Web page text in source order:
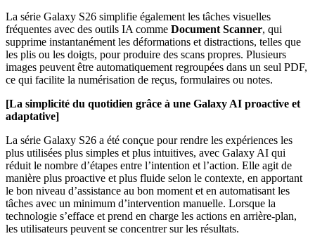
La série Galaxy S26 simplifie également les tâches visuelles
fréquentes avec des outils IA comme Document Scanner, qui
supprime instantanément les déformations et distractions, telles que
les plis ou les doigts, pour produire des scans propres. Plusieurs
images peuvent être automatiquement regroupées dans un seul PDF,
ce qui facilite la numérisation de reçus, formulaires ou notes.
[La simplicité du quotidien grâce à une Galaxy AI proactive et
adaptative]
La série Galaxy S26 a été conçue pour rendre les expériences les
plus utilisées plus simples et plus intuitives, avec Galaxy AI qui
réduit le nombre d’étapes entre l’intention et l’action. Elle agit de
manière plus proactive et plus fluide selon le contexte, en apportant
le bon niveau d’assistance au bon moment et en automatisant les
tâches avec un minimum d’intervention manuelle. Lorsque la
technologie s’efface et prend en charge les actions en arrière-plan,
les utilisateurs peuvent se concentrer sur les résultats.